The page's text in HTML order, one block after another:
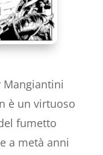
è un virtuoso
fumetto
a metà anni